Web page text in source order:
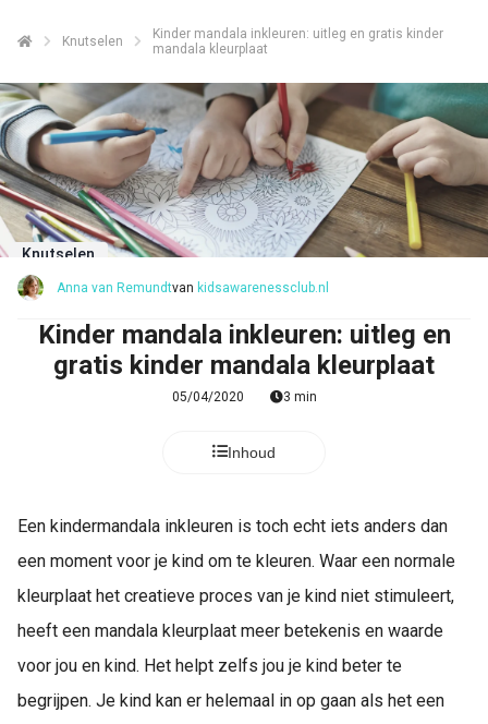
Knutselen
Kinder mandala inkleuren: uitleg en gratis kinder
mandala kleurplaat
Knutselen
Anna van Remundtvan kidsawarenessclub.nl
Kinder mandala inkleuren: uitleg en
gratis kinder mandala kleurplaat
05/04/2020 3 min
Inhoud
Een kindermandala inkleuren is toch echt iets anders dan
een moment voor je kind om te kleuren. Waar een normale
kleurplaat het creatieve proces van je kind niet stimuleert,
heeft een mandala kleurplaat meer betekenis en waarde
voor jou en kind. Het helpt zelfs jou je kind beter te
begrijpen. Je kind kan er helemaal in op gaan als het een
om
niet
worden